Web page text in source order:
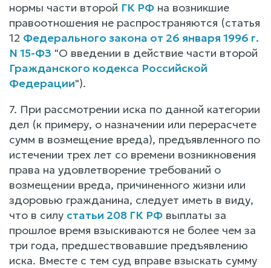
нормы части второй ГК РФ на возникшие
правоотношения не распространяются (статья
12 Федерального закона от 26 января 1996 г.
N 15-ФЗ "О введении в действие части второй
Гражданского кодекса Российской
Федерации").
7. При рассмотрении иска по данной категории
дел (к примеру, о назначении или перерасчете
сумм в возмещение вреда), предъявленного по
истечении трех лет со времени возникновения
права на удовлетворение требований о
возмещении вреда, причиненного жизни или
здоровью гражданина, следует иметь в виду,
что в силу статьи 208 ГК РФ выплаты за
прошлое время взыскиваются не более чем за
три года, предшествовавшие предъявлению
иска. Вместе с тем суд вправе взыскать сумму